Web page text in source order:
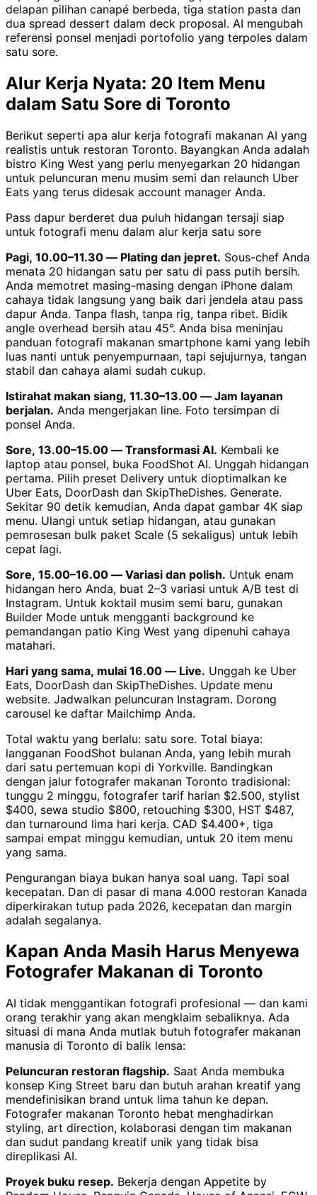
delapan pilihan canapé berbeda, tiga station pasta dan
dua spread dessert dalam deck proposal. AI mengubah
referensi ponsel menjadi portofolio yang terpoles dalam
satu sore.
Alur Kerja Nyata: 20 Item Menu
dalam Satu Sore di Toronto
Berikut seperti apa alur kerja fotografi makanan AI yang
realistis untuk restoran Toronto. Bayangkan Anda adalah
bistro King West yang perlu menyegarkan 20 hidangan
untuk peluncuran menu musim semi dan relaunch Uber
Eats yang terus didesak account manager Anda.
Pass dapur berderet dua puluh hidangan tersaji siap
untuk fotografi menu dalam alur kerja satu sore
Pagi, 10.00–11.30 — Plating dan jepret. Sous-chef Anda
menata 20 hidangan satu per satu di pass putih bersih.
Anda memotret masing-masing dengan iPhone dalam
cahaya tidak langsung yang baik dari jendela atau pass
dapur Anda. Tanpa flash, tanpa rig, tanpa ribet. Bidik
angle overhead bersih atau 45°. Anda bisa meninjau
panduan fotografi makanan smartphone kami yang lebih
luas nanti untuk penyempurnaan, tapi sejujurnya, tangan
stabil dan cahaya alami sudah cukup.
Istirahat makan siang, 11.30–13.00 — Jam layanan
berjalan. Anda mengerjakan line. Foto tersimpan di
ponsel Anda.
Sore, 13.00–15.00 — Transformasi AI. Kembali ke
laptop atau ponsel, buka FoodShot AI. Unggah hidangan
pertama. Pilih preset Delivery untuk dioptimalkan ke
Uber Eats, DoorDash dan SkipTheDishes. Generate.
Sekitar 90 detik kemudian, Anda dapat gambar 4K siap
menu. Ulangi untuk setiap hidangan, atau gunakan
pemrosesan bulk paket Scale (5 sekaligus) untuk lebih
cepat lagi.
Sore, 15.00–16.00 — Variasi dan polish. Untuk enam
hidangan hero Anda, buat 2–3 variasi untuk A/B test di
Instagram. Untuk koktail musim semi baru, gunakan
Builder Mode untuk mengganti background ke
pemandangan patio King West yang dipenuhi cahaya
matahari.
Hari yang sama, mulai 16.00 — Live. Unggah ke Uber
Eats, DoorDash dan SkipTheDishes. Update menu
website. Jadwalkan peluncuran Instagram. Dorong
carousel ke daftar Mailchimp Anda.
Total waktu yang berlalu: satu sore. Total biaya:
langganan FoodShot bulanan Anda, yang lebih murah
dari satu pertemuan kopi di Yorkville. Bandingkan
dengan jalur fotografer makanan Toronto tradisional:
tunggu 2 minggu, fotografer tarif harian $2.500, stylist
$400, sewa studio $800, retouching $300, HST $487,
dan turnaround lima hari kerja. CAD $4.400+, tiga
sampai empat minggu kemudian, untuk 20 item menu
yang sama.
Pengurangan biaya bukan hanya soal uang. Tapi soal
kecepatan. Dan di pasar di mana 4.000 restoran Kanada
diperkirakan tutup pada 2026, kecepatan dan margin
adalah segalanya.
Kapan Anda Masih Harus Menyewa
Fotografer Makanan di Toronto
AI tidak menggantikan fotografi profesional — dan kami
orang terakhir yang akan mengklaim sebaliknya. Ada
situasi di mana Anda mutlak butuh fotografer makanan
manusia di Toronto di balik lensa:
Peluncuran restoran flagship. Saat Anda membuka
konsep King Street baru dan butuh arahan kreatif yang
mendefinisikan brand untuk lima tahun ke depan.
Fotografer makanan Toronto hebat menghadirkan
styling, art direction, kolaborasi dengan tim makanan
dan sudut pandang kreatif unik yang tidak bisa
direplikasi AI.
Proyek buku resep. Bekerja dengan Appetite by